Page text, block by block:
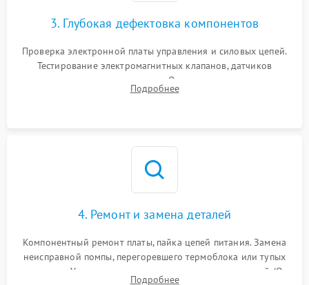
3. Глубокая дефектовка компонентов
Проверка электронной платы управления и силовых цепей.
Тестирование электромагнитных клапанов, датчиков
температуры и расходомера. Оценка степени износа
жерновов кофемолки, уплотнительных колец гидросистемы
Подробнее
4. Ремонт и замена деталей
Компонентный ремонт платы, пайка цепей питания. Замена
неисправной помпы, перегоревшего термоблока или тупых
жерновов. Установка новых силиконовых уплотнителей (O-
Подробнее